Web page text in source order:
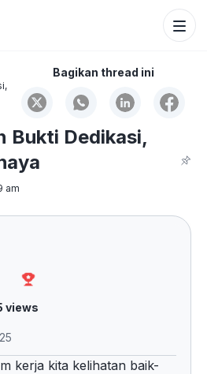
Search
Bagikan thread ini
Bukti Dedikasi,
am
views
kerja kita kelihatan baik-